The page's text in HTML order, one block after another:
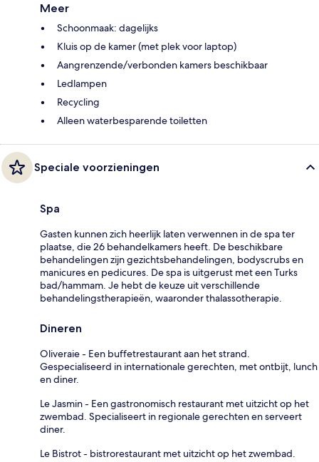
Meer
Schoonmaak: dagelijks
Kluis op de kamer (met plek voor laptop)
Aangrenzende/verbonden kamers beschikbaar
Ledlampen
Recycling
Alleen waterbesparende toiletten
Speciale voorzieningen
Spa
Gasten kunnen zich heerlijk laten verwennen in de spa ter
plaatse, die 26 behandelkamers heeft. De beschikbare
behandelingen zijn gezichtsbehandelingen, bodyscrubs en
manicures en pedicures. De spa is uitgerust met een Turks
bad/hammam. Je hebt de keuze uit verschillende
behandelingstherapieën, waaronder thalassotherapie.
Dineren
Oliveraie - Een buffetrestaurant aan het strand.
Gespecialiseerd in internationale gerechten, met ontbijt, lunch
en diner.
Le Jasmin - Een gastronomisch restaurant met uitzicht op het
zwembad. Specialiseert in regionale gerechten en serveert
diner.
Le Bistrot - bistrorestaurant met uitzicht op het zwembad.